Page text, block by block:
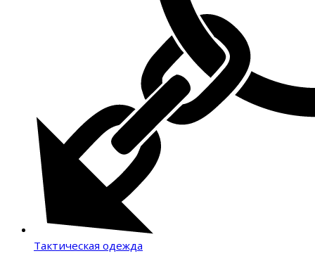
Тактическая одежда